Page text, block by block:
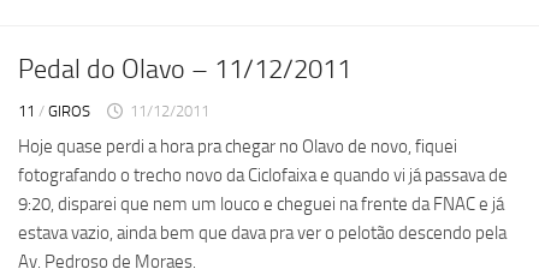
Pedal do Olavo – 11/12/2011
11 / GIROS 11/12/2011
Hoje quase perdi a hora pra chegar no Olavo de novo, fiquei
fotografando o trecho novo da Ciclofaixa e quando vi já passava de
9:20, disparei que nem um louco e cheguei na frente da FNAC e já
estava vazio, ainda bem que dava pra ver o pelotão descendo pela
Av. Pedroso de Moraes.